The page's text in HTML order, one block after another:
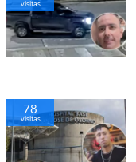
visitas
78
visitas